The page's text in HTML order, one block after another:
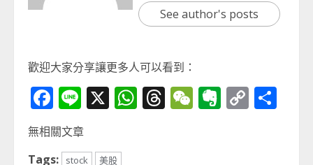
See author's posts
歡迎大家分享讓更多人可以看到：
Facebook
Line
X WhatsApp
Threads
WeChat
Evernote
Copy
無相關文章
Tags:
stock 美股